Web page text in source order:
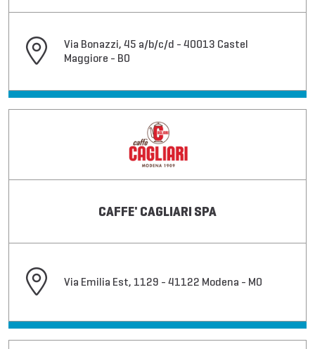
Via Bonazzi, 45 a/b/c/d - 40013 Castel
Maggiore - BO
CAFFE' CAGLIARI SPA
Via Emilia Est, 1129 - 41122 Modena - MO